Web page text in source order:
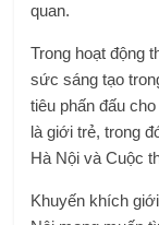
quan.
Trong hoạt động
sức sáng tạo
tiêu phấn đấu
là giới trẻ, trong
Hà Nội và Cuộc
Khuyến khích